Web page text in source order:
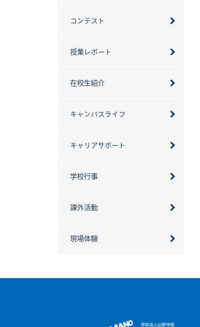
コンテスト
授業レポート
在校生紹介
キャンパスライフ
キャリアサポート
学校行事
課外活動
現場体験